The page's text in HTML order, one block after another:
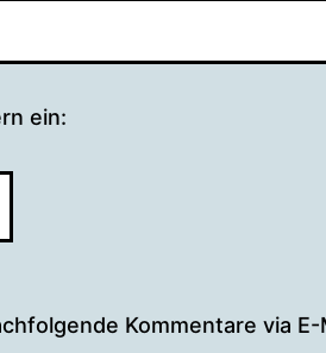
ein:
Kommentare via E-